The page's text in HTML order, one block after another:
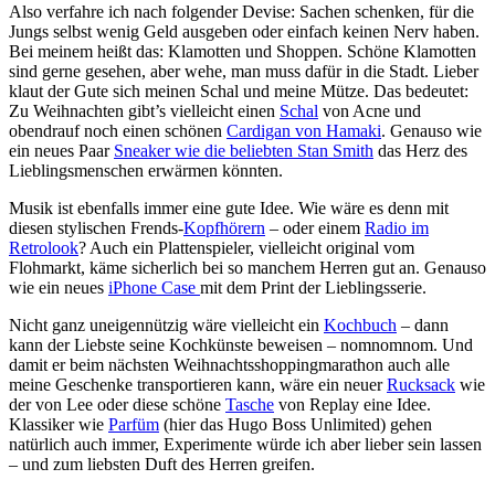
Also verfahre ich nach folgender Devise: Sachen schenken, für die
Jungs selbst wenig Geld ausgeben oder einfach keinen Nerv haben.
Bei meinem heißt das: Klamotten und Shoppen. Schöne Klamotten
sind gerne gesehen, aber wehe, man muss dafür in die Stadt. Lieber
klaut der Gute sich meinen Schal und meine Mütze. Das bedeutet:
Zu Weihnachten gibt’s vielleicht einen Schal von Acne und
obendrauf noch einen schönen Cardigan von Hamaki. Genauso wie
ein neues Paar Sneaker wie die beliebten Stan Smith das Herz des
Lieblingsmenschen erwärmen könnten.
Musik ist ebenfalls immer eine gute Idee. Wie wäre es denn mit
diesen stylischen Frends-Kopfhörern – oder einem Radio im
Retrolook? Auch ein Plattenspieler, vielleicht original vom
Flohmarkt, käme sicherlich bei so manchem Herren gut an. Genauso
wie ein neues iPhone Case mit dem Print der Lieblingsserie.
Nicht ganz uneigennützig wäre vielleicht ein Kochbuch – dann
kann der Liebste seine Kochkünste beweisen – nomnomnom. Und
damit er beim nächsten Weihnachtsshoppingmarathon auch alle
meine Geschenke transportieren kann, wäre ein neuerRucksack wie
der von Lee oder diese schöne Tasche von Replay eine Idee.
Klassiker wie Parfüm (hier das Hugo Boss Unlimited) gehen
natürlich auch immer, Experimente würde ich aber lieber sein lassen
– und zum liebsten Duft des Herren greifen.